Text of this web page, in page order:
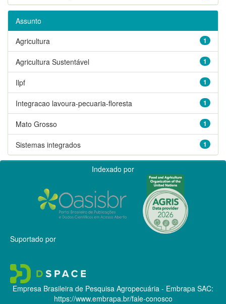
Assunto
1
Agricultura
1
Agricultura Sustentável
1
Ilpf
1
Integracao lavoura-pecuaria-floresta
1
Mato Grosso
1
Sistemas integrados
Indexado por
Suportado por
Empresa Brasileira de Pesquisa Agropecuária - Embrapa SAC:
https://www.embrapa.br/fale-conosco